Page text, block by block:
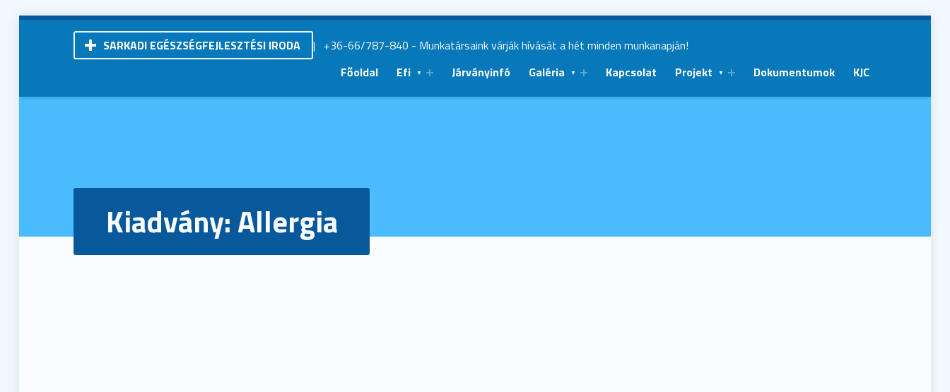
SARKADI EGÉSZSÉGFEJLESZTÉSI IRODA
Kistérségi Járóbeteg-Szakellátó Központ | Sarkad
| +36-66/787-840 - Munkatársaink várják hívását a hét minden munkanapján!
Főoldal
Efi Járványinfó Galéria Kapcsolat Projekt Dokumentumok KJC
Kiadvány: Allergia